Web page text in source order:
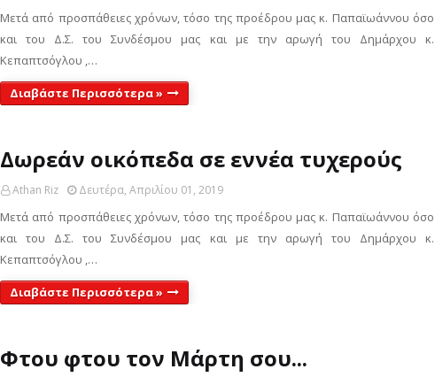
Μετά από προσπάθειες χρόνων, τόσο της προέδρου μας κ. Παπαϊωάννου όσο
και του Δ.Σ. του Συνδέσμου μας και με την αρωγή του Δημάρχου κ.
Κεπαπτσόγλου ,…
Διαβάστε Περισσότερα »
Δωρεάν οικόπεδα σε εννέα τυχερούς
Athan Riz Δευτέρα, Απριλίου 01, 2019
Μετά από προσπάθειες χρόνων, τόσο της προέδρου μας κ. Παπαϊωάννου όσο
και του Δ.Σ. του Συνδέσμου μας και με την αρωγή του Δημάρχου κ.
Κεπαπτσόγλου ,…
Διαβάστε Περισσότερα »
Φτου φτου τον Μάρτη σου...